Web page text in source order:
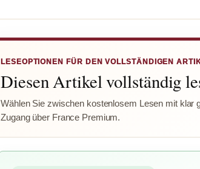
LESEOPTIONEN FÜR DEN VOLLSTÄNDIGEN
Diesen Artikel vollständig
Wählen Sie zwischen kostenlosem Lesen mit klar
Zugang über France Premium.